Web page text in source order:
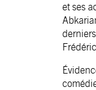
et ses